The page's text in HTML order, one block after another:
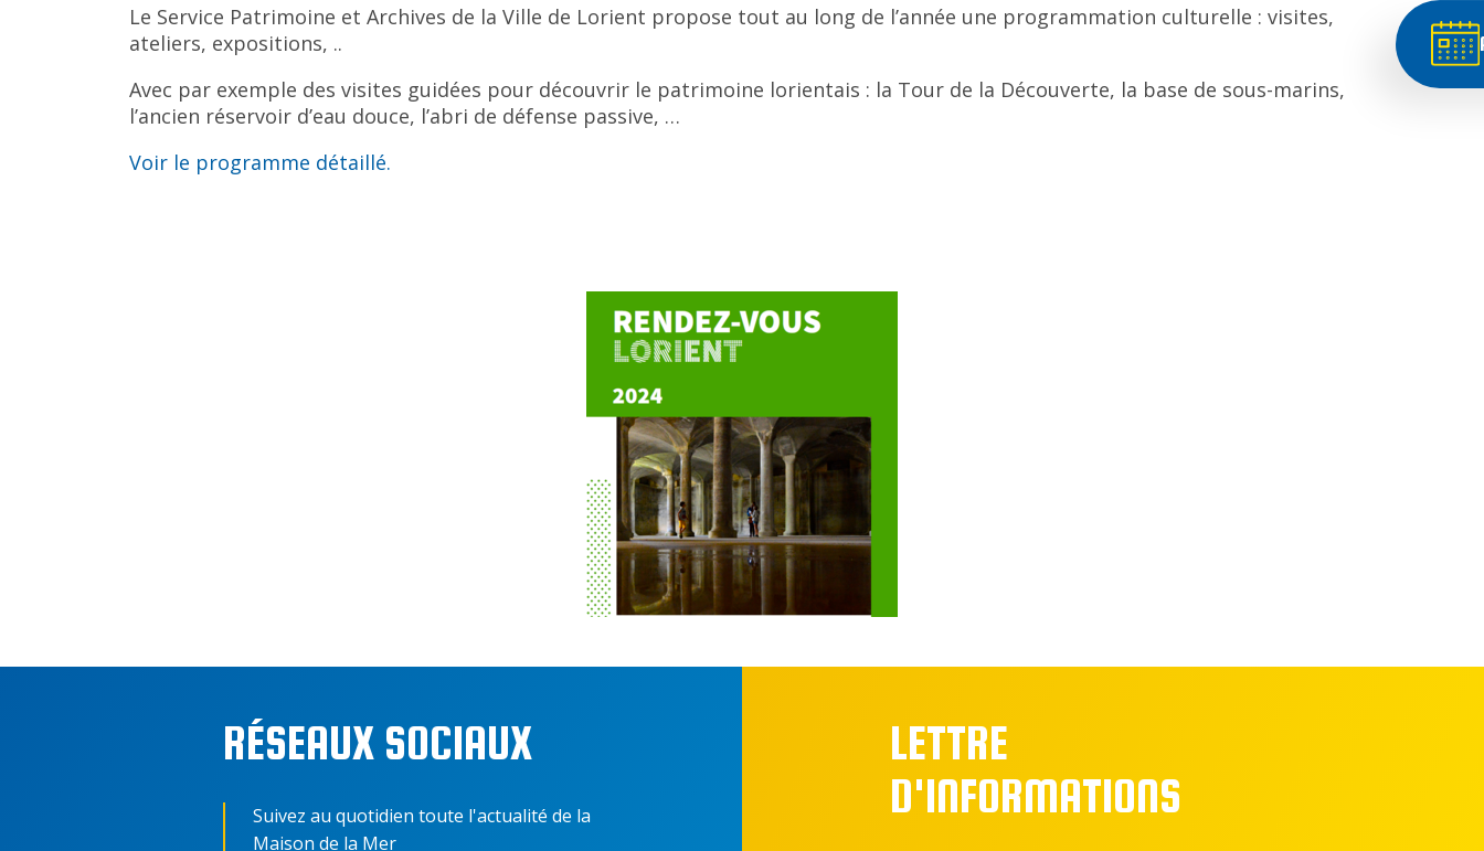
Le Service Patrimoine et Archives de la Ville de Lorient propose tout au long de l’année une programmation culturelle : visites,
ateliers, expositions, ..
Avec par exemple des visites guidées pour découvrir le patrimoine lorientais : la Tour de la Découverte, la base de sous-marins,
l’ancien réservoir d’eau douce, l’abri de défense passive, …
Voir le programme détaillé.
RÉSEAUX SOCIAUX
Suivez au quotidien toute l'actualité de la
Maison de la Mer
LETTRE
D'INFORMATIONS